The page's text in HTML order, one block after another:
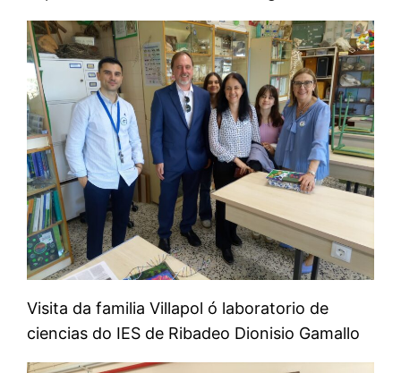
Visita da familia Villapol ó laboratorio de
ciencias do IES de Ribadeo Dionisio Gamallo